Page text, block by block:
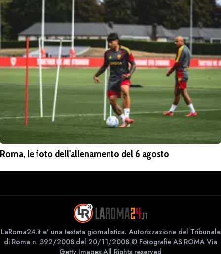
Roma, le foto dell'allenamento del 6 agosto
LaRoma24.it e' una testata giornalistica. Autorizzazione del Tribunale
di Roma n. 392/2008 del 20/11/2008 © Fotografie AS ROMA Via
Getty Images All Rights reserved